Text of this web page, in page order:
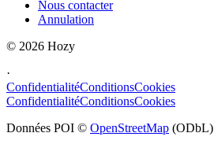
Nous contacter
Annulation
© 2026 Hozy
·
ConfidentialitéConditionsCookies
ConfidentialitéConditionsCookies
Données POI © OpenStreetMap (ODbL)